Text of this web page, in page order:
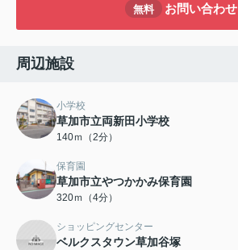
無料 お問い合わせ
周辺施設
小学校
草加市立両新田小学校
140ｍ（2分）
保育園
草加市立やつかかみ保育園
320ｍ（4分）
ショッピングセンター
ベルクスタウン草加谷塚